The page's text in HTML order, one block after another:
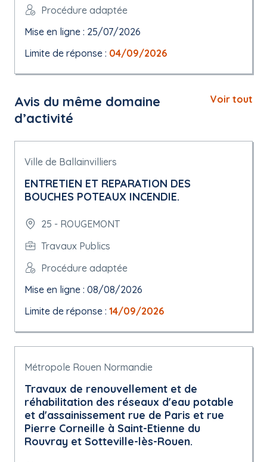
Procédure adaptée
Mise en ligne : 25/07/2026
Limite de réponse : 04/09/2026
Avis du même domaine
d’activité
Voir tout
Ville de Ballainvilliers
ENTRETIEN ET REPARATION DES
BOUCHES POTEAUX INCENDIE.
25 - ROUGEMONT
Travaux Publics
Procédure adaptée
Mise en ligne : 08/08/2026
Limite de réponse : 14/09/2026
Métropole Rouen Normandie
Travaux de renouvellement et de
réhabilitation des réseaux d'eau potable
et d'assainissement rue de Paris et rue
Pierre Corneille à Saint-Etienne du
Rouvray et Sotteville-lès-Rouen.